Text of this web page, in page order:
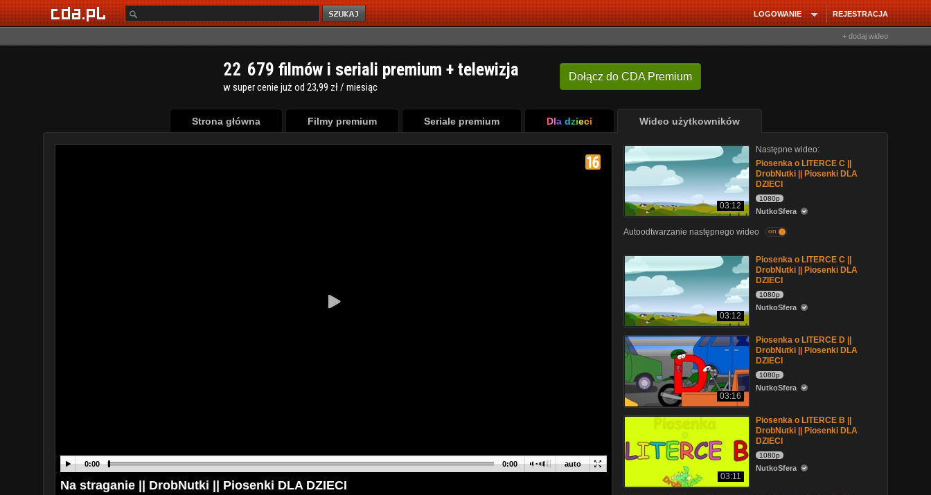
REJESTRACJA
LOGOWANIE
+ dodaj wideo
Dołącz do CDA Premium
22 679 filmów i seriali premium + telewizja
w super cenie już od 23,99 zł / miesiąc
Strona główna Filmy premium Seriale premium Dla dzieci Wideo użytkowników
auto
0:00 0:00
Na straganie || DrobNutki || Piosenki DLA DZIECI
03:12
Następne wideo:
Piosenka o LITERCE C ||
DrobNutki || Piosenki DLA
DZIECI
1080p
NutkoSfera
Autoodtwarzanie następnego wideo on
03:12
Piosenka o LITERCE C ||
DrobNutki || Piosenki DLA
DZIECI
1080p
NutkoSfera
03:16
Piosenka o LITERCE D ||
DrobNutki || Piosenki DLA
DZIECI
1080p
NutkoSfera
03:11
Piosenka o LITERCE B ||
DrobNutki || Piosenki DLA
DZIECI
1080p
NutkoSfera